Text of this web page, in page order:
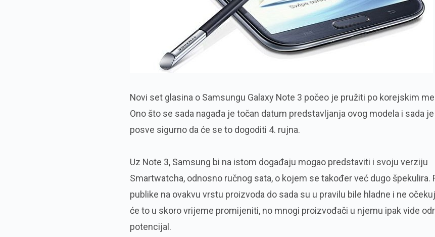
Novi set glasina o Samsungu Galaxy Note 3 počeo je pružiti po korejskim
Ono što se sada nagađa je točan datum predstavljanja ovog modela i sada
posve sigurno da će se to dogoditi 4. rujna.
Uz Note 3, Samsung bi na istom događaju mogao predstaviti i svoju verziju
Smartwatcha, odnosno ručnog sata, o kojem se također već dugo špekulira.
publike na ovakvu vrstu proizvoda do sada su u pravilu bile hladne i ne
će to u skoro vrijeme promijeniti, no mnogi proizvođači u njemu ipak vide
potencijal.